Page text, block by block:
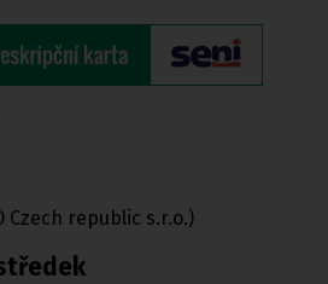
Czech republic s.r.o.)